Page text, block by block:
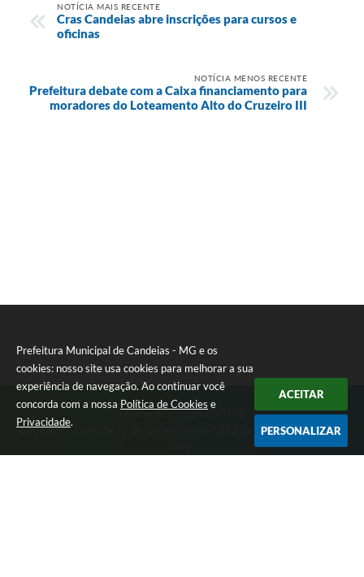
Prefeitura Municipal de Candeias - MG e os
cookies: nosso site usa cookies para melhorar a sua
experiência de navegação. Ao continuar você
concorda com a nossa Política de Cookies e
Privacidade.
ACEITAR
PERSONALIZAR
NOTÍCIA MAIS RECENTE
Cras Candeias abre inscrições para cursos e
oficinas
NOTÍCIA MENOS RECENTE
Prefeitura debate com a Caixa financiamento para
moradores do Loteamento Alto do Cruzeiro III
Telefone: (35) 3475-0119
Endereço: Avenida 17 de Dezembro, nº 240 Centro | CEP: 37280-